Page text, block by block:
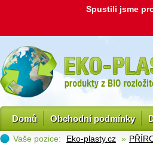
Spustili jsme
Domů Obchodní podmínky
Vaše pozice: Eko-plasty.cz »